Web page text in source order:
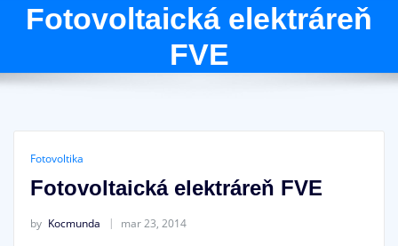
Fotovoltaická elektráreň
FVE
Fotovoltika
Fotovoltaická elektráreň FVE
by Kocmunda mar 23, 2014